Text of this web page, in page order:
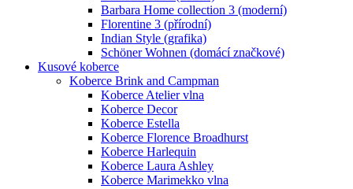
Barbara Home collection 3 (moderní)
Florentine 3 (přírodní)
Indian Style (grafika)
Schöner Wohnen (domácí značkové)
Kusové koberce
Koberce Brink and Campman
Koberce Atelier vlna
Koberce Decor
Koberce Estella
Koberce Florence Broadhurst
Koberce Harlequin
Koberce Laura Ashley
Koberce Marimekko vlna